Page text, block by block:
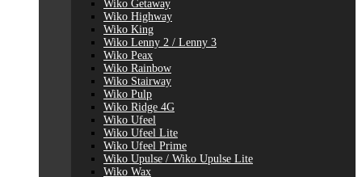
Wiko Getaway
Wiko Highway
Wiko King
Wiko Lenny 2 / Lenny 3
Wiko Peax
Wiko Rainbow
Wiko Stairway
Wiko Pulp
Wiko Ridge 4G
Wiko Ufeel
Wiko Ufeel Lite
Wiko Ufeel Prime
Wiko Upulse / Wiko Upulse Lite
Wiko Wax